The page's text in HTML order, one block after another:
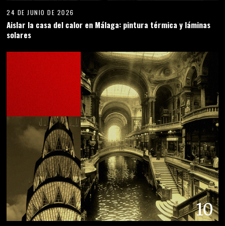
24 DE JUNIO DE 2026
Aislar la casa del calor en Málaga: pintura térmica y láminas
solares
10